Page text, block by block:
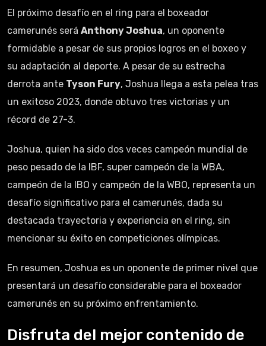
El próximo desafío en el ring para el boxeador
camerunés será Anthony Joshua, un oponente
formidable a pesar de sus propios logros en el boxeo y
su adaptación al deporte. A pesar de su estrecha
derrota ante Tyson Fury, Joshua llega a esta pelea tras
un exitoso 2023, donde obtuvo tres victorias y un
récord de 27-3.
Joshua, quien ha sido dos veces campeón mundial de
peso pesado de la IBF, super campeón de la WBA,
campeón de la IBO y campeón de la WBO, representa un
desafío significativo para el camerunés, dada su
destacada trayectoria y experiencia en el ring, sin
mencionar su éxito en competiciones olímpicas.
En resumen, Joshua es un oponente de primer nivel que
presentará un desafío considerable para el boxeador
camerunés en su próximo enfrentamiento.
Disfruta del mejor contenido de